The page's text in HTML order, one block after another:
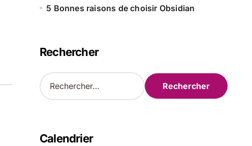
5 Bonnes raisons de choisir Obsidian
Rechercher
R
e
r
Calendrier